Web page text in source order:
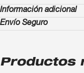
Información adicional
Envío Seguro
Productos